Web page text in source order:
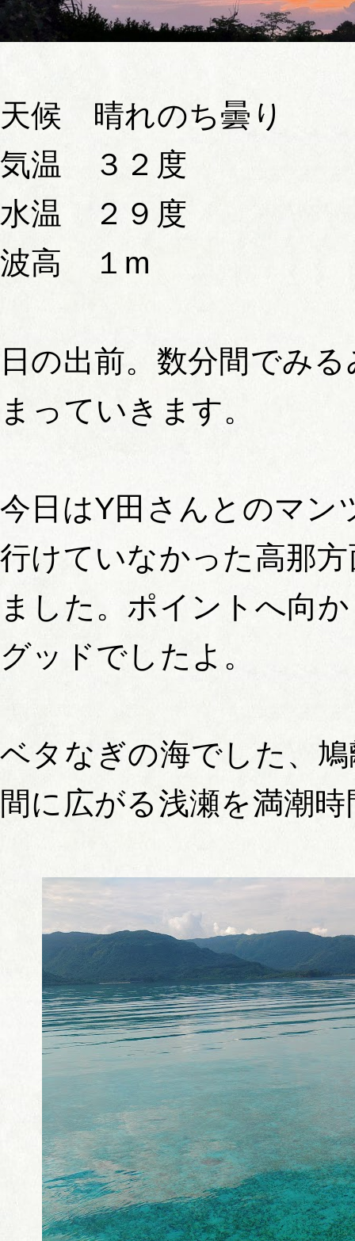
天候 晴れのち曇り
気温 ３２度
水温 ２９度
波高 １m
日の出前。数分間でみ
まっていきます。
今日はY田さんとのマン
行けていなかった高那
ました。ポイントへ向
グッドでしたよ。
ベタなぎの海でした、
間に広がる浅瀬を満潮